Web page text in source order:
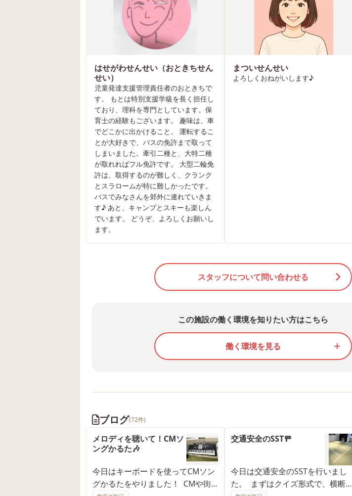
はせがわせんせい（おときちせん
せい）
児童発達支援管理責任者のおときちで
す。 もとは特別支援学級を長く担任し
ており、理科を専門としています。保
育士の経験もございます。 趣味は、車
でどこかに出かけること。 運転するこ
とが大好きで、バスの免許まで取って
しまいました。牽引二種と、大特二種
が取れればフル免許です。 大型二輪免
許は、取得するのが難しく、クランク
とスラロームが特に難しかったです。
バスでみなさんを郊外に連れていきま
す♪ あと、キャンプとスキーも楽しん
でいます。 どうぞ、よろしくお願いし
ます。
まついせんせい
よろしくおねがいします♪
スタッフについて問い合わせる
この施設の働く環境を知りたい方はこちら
働く環境を見る add
ブログ(72件)
メロディを聴いて！CMソ
ングかるた🎶
今日はキーボードを使ってCMソン
グかるたをやりました！ CMや街
交通安全のSST🚥
今日は交通安全のSSTを行いまし
た。 まずはクイズ形式で、横断歩